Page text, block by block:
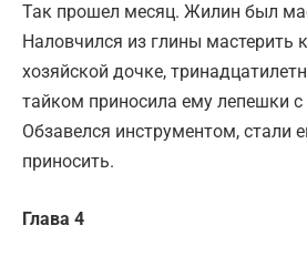
Так прошел месяц. Жилин был
Наловчился из глины мастерить
хозяйской дочке,
тайком приносила ему лепешки
Обзавелся инструментом, стали
приносить.
Глава 4